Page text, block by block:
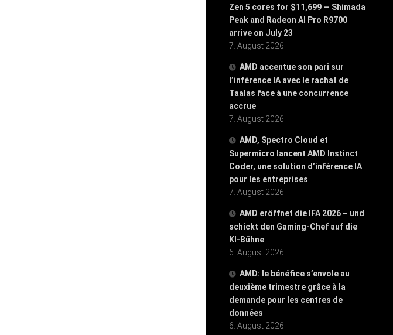
Zen 5 cores for $11,699 — Shimada
Peak and Radeon AI Pro R9700
arrive on July 23
7. August 2026
AMD accentue son pari sur
l’inférence IA avec le rachat de
Taalas face à une concurrence
accrue
7. August 2026
AMD, Spectro Cloud et
Supermicro lancent AMD Instinct
Coder, une solution d’inférence IA
pour les entreprises
7. August 2026
AMD eröffnet die IFA 2026 – und
schickt den Gaming-Chef auf die
KI-Bühne
6. August 2026
AMD: le bénéfice s’envole au
deuxième trimestre grâce à la
demande pour les centres de
données
6. August 2026